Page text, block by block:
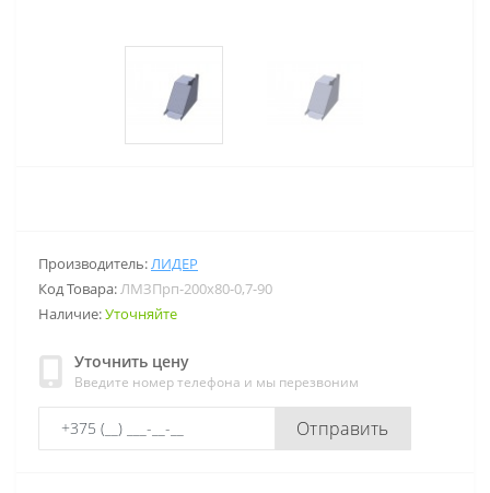
Производитель:ЛИДЕР
Код Товара:ЛМЗПрп-200х80-0,7-90
Наличие:Уточняйте
Уточнить цену
Введите номер телефона и мы перезвоним
Отправить